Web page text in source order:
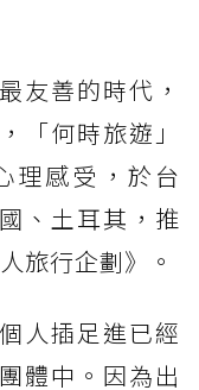
友善的時代，
「何時旅遊」
理感受，於台
、土耳其，推
旅行企劃》。
人插足進已經
體中。因為出